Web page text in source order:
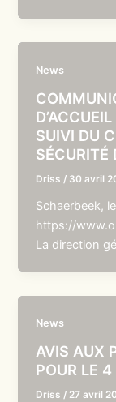
News
SUIVI DU
SÉCURITÉ
Driss / 30 avril
Schaerbeek,
https://
La direction
News
AVIS AUX
POUR LE
Driss / 27 avril